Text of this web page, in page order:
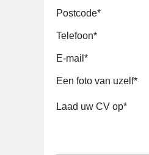
Postcode*
Telefoon*
E-mail*
Een foto van uzelf*
Laad uw CV op*